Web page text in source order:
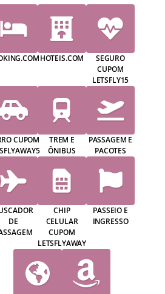
HOTEIS.COM
SEGURO
CUPOM
LETSFLY15
CUPOM
TREM E
ÔNIBUS
PASSAGEM E
PACOTES
DE
CHIP
CELULAR
CUPOM
LETSFLYAWAY
PASSEIO E
INGRESSO